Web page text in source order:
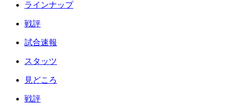
ラインナップ
戦評
試合速報
スタッツ
見どころ
戦評